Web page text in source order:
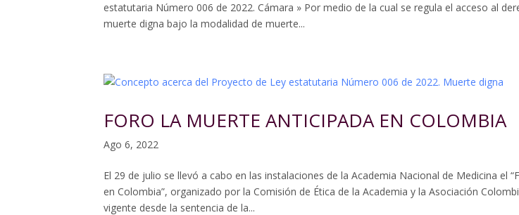
estatutaria Número 006 de 2022. Cámara » Por medio de la cual se regula el acceso al
muerte digna bajo la modalidad de muerte...
FORO LA MUERTE ANTICIPADA EN COLOMBIA
Ago 6, 2022
El 29 de julio se llevó a cabo en las instalaciones de la Academia Nacional de Medicina el
en Colombia”, organizado por la Comisión de Ética de la Academia y la Asociación
vigente desde la sentencia de la...